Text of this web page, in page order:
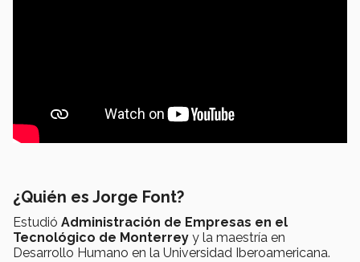
¿Quién es Jorge Font?
Estudió Administración de Empresas en el
Tecnológico de Monterrey y la maestría en
Desarrollo Humano en la Universidad Iberoamericana.